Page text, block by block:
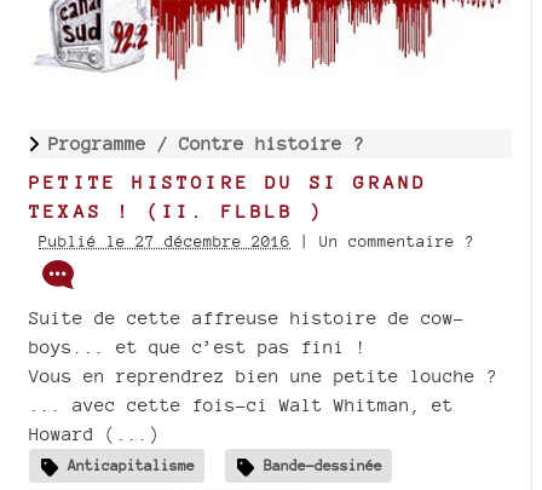
Programme / Contre histoire ?
PETITE HISTOIRE DU SI GRAND
TEXAS ! (II. FLBLB )
Publié le 27 décembre 2016 | Un commentaire ?
Suite de cette affreuse histoire de cow-
boys... et que c’est pas fini !
Vous en reprendrez bien une petite louche ?
... avec cette fois-ci Walt Whitman, et
Howard (...)
Anticapitalisme Bande-dessinée